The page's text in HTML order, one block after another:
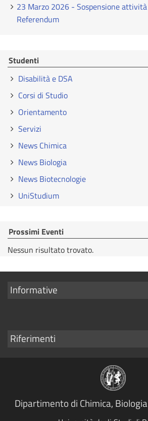
23 Marzo 2026 - Sospensione
Referendum
Studenti
Disabilità e DSA
Corsi di Studio
Orientamento
Servizi
News Chimica
News Biologia
News Biotecnologie
UniStudium
Prossimi Eventi
Nessun risultato trovato.
Mostra
Informative
Mostra
Riferimenti
Dipartimento di Chimica,